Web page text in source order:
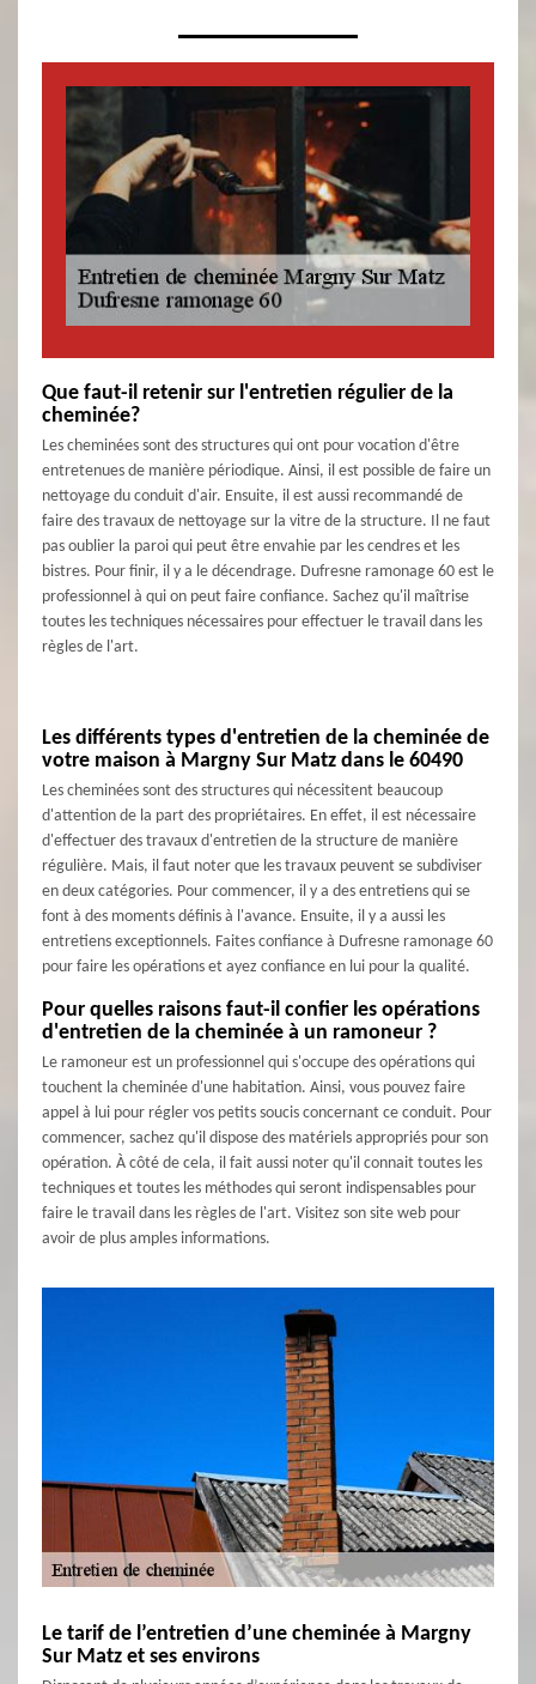
Que faut-il retenir sur l'entretien régulier de la
cheminée?
Les cheminées sont des structures qui ont pour vocation d'être
entretenues de manière périodique. Ainsi, il est possible de faire un
nettoyage du conduit d'air. Ensuite, il est aussi recommandé de
faire des travaux de nettoyage sur la vitre de la structure. Il ne faut
pas oublier la paroi qui peut être envahie par les cendres et les
bistres. Pour finir, il y a le décendrage. Dufresne ramonage 60 est le
professionnel à qui on peut faire confiance. Sachez qu'il maîtrise
toutes les techniques nécessaires pour effectuer le travail dans les
règles de l'art.
Les différents types d'entretien de la cheminée de
votre maison à Margny Sur Matz dans le 60490
Les cheminées sont des structures qui nécessitent beaucoup
d'attention de la part des propriétaires. En effet, il est nécessaire
d'effectuer des travaux d'entretien de la structure de manière
régulière. Mais, il faut noter que les travaux peuvent se subdiviser
en deux catégories. Pour commencer, il y a des entretiens qui se
font à des moments définis à l'avance. Ensuite, il y a aussi les
entretiens exceptionnels. Faites confiance à Dufresne ramonage 60
pour faire les opérations et ayez confiance en lui pour la qualité.
Pour quelles raisons faut-il confier les opérations
d'entretien de la cheminée à un ramoneur ?
Le ramoneur est un professionnel qui s'occupe des opérations qui
touchent la cheminée d'une habitation. Ainsi, vous pouvez faire
appel à lui pour régler vos petits soucis concernant ce conduit. Pour
commencer, sachez qu'il dispose des matériels appropriés pour son
opération. À côté de cela, il fait aussi noter qu'il connait toutes les
techniques et toutes les méthodes qui seront indispensables pour
faire le travail dans les règles de l'art. Visitez son site web pour
avoir de plus amples informations.
Le tarif de l’entretien d’une cheminée à Margny
Sur Matz et ses environs